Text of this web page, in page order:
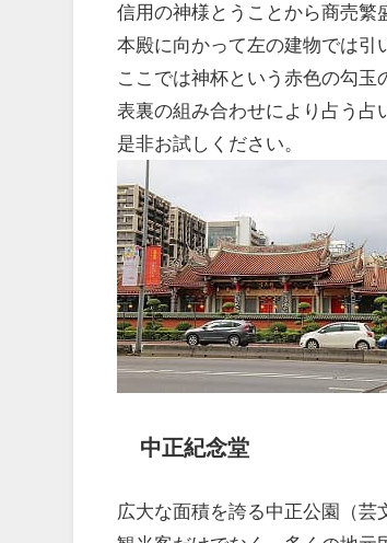
信用の神様とうことから商売繁
本殿に向かって左の建物では引
ここでは神杯という赤色の勾玉
表裏の組み合わせにより占う占
是非お試しください。
中正紀念堂
広大な面積を誇る中正公園（芸